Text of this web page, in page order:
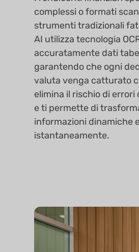
complessi o formati
strumenti tradizionali
AI utilizza tecnologia
accuratamente dati
garantendo che ogni
valuta venga catturato
elimina il rischio di
e ti permette di
informazioni dinamiche
istantaneamente.